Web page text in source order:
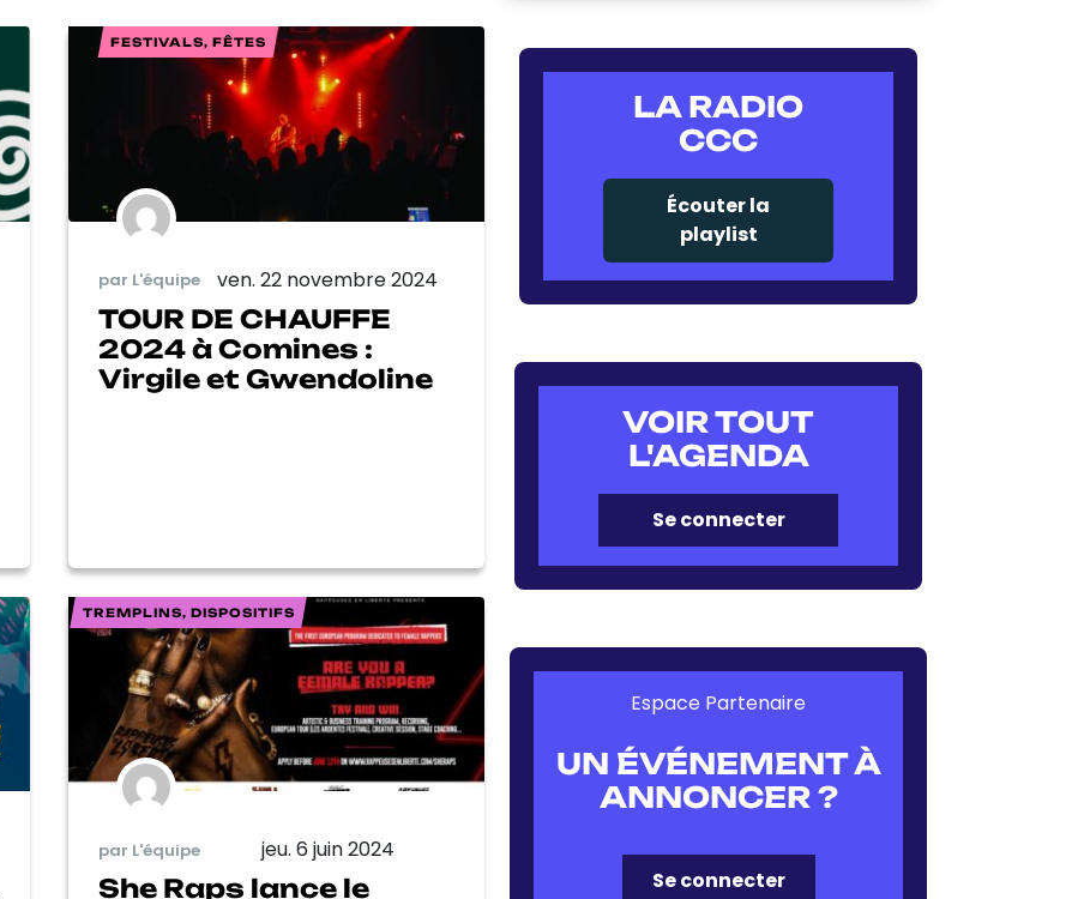
FESTIVALS, FÊTES
par L'équipe ven. 22 novembre 2024
TOUR DE CHAUFFE
2024 à Comines :
Virgile et Gwendoline
TREMPLINS, DISPOSITIFS
par L'équipe jeu. 6 juin 2024
She Raps lance le
LA RADIO
CCC
Écouter la
playlist
VOIR TOUT
L'AGENDA
Se connecter
Espace Partenaire
UN ÉVÉNEMENT À
ANNONCER ?
Se connecter